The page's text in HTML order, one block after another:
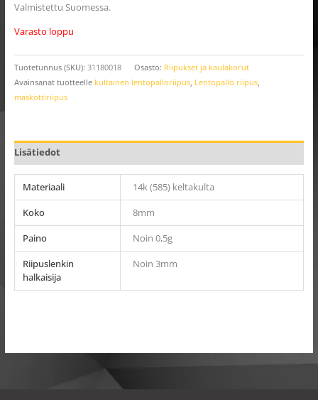
Valmistettu Suomessa.
Varasto loppu
Tuotetunnus (SKU): 31180018 Osasto: Riipukset ja kaulakorut
Avainsanat tuotteelle kultainen lentopalloriipus, Lentopallo riipus,
maskottiriipus
Lisätiedot
Materiaali
14k (585) keltakulta
Koko
8mm
Paino
Noin 0,5g
Riipuslenkin
halkaisija
Noin 3mm